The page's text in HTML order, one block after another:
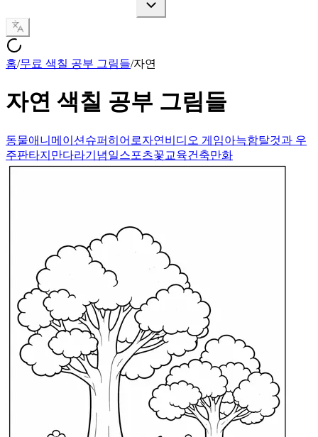
홈/무료 색칠 공부 그림들/자연
자연 색칠 공부 그림들
동물애니메이션 슈퍼히어로자연 비디오 게임아늑함탈것과 우
주판타지 만다라기념일스포츠꽃교육건축만화